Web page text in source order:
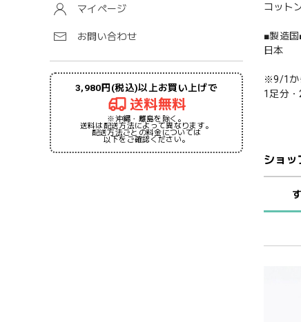
マイページ
お問い合わせ
3,980円(税込)以上お買い上げで
送料無料
※沖縄・離島を除く。
送料は配送方法によって異なります。
配送方法ごとの料金については
以下をご確認ください。
コット
■製造国
日本
※9/1か
1足分
ショッ